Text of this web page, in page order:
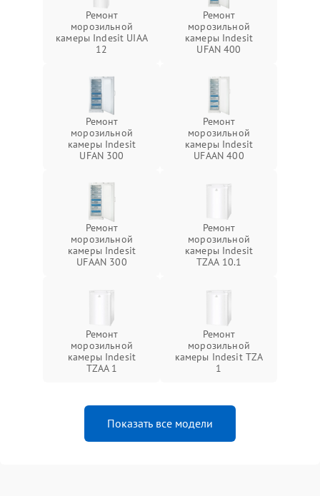
Ремонт
морозильной
камеры Indesit UIAA
12
Ремонт
морозильной
камеры Indesit
UFAN 400
Ремонт
морозильной
камеры Indesit
UFAN 300
Ремонт
морозильной
камеры Indesit
UFAAN 400
Ремонт
морозильной
камеры Indesit
UFAAN 300
Ремонт
морозильной
камеры Indesit
TZAA 10.1
Ремонт
морозильной
камеры Indesit
TZAA 1
Ремонт
морозильной
камеры Indesit TZA
1
Показать все модели